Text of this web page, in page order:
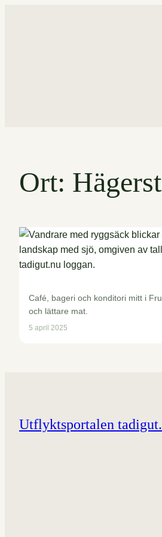
Ort:
Café, bageri och konditori mitt i
och lättare mat.
5 april 2025
Utflyktsportalen